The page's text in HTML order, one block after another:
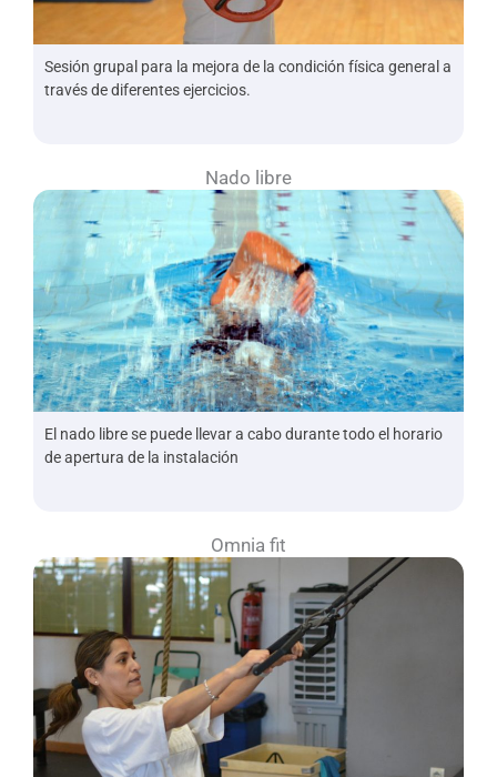
Sesión grupal para la mejora de la condición física general a
través de diferentes ejercicios.
Nado libre
El nado libre se puede llevar a cabo durante todo el horario
de apertura de la instalación
Omnia fit